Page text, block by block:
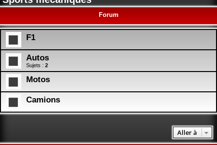
Forum
F1
Autos
Sujets : 2
Motos
Camions
Aller à